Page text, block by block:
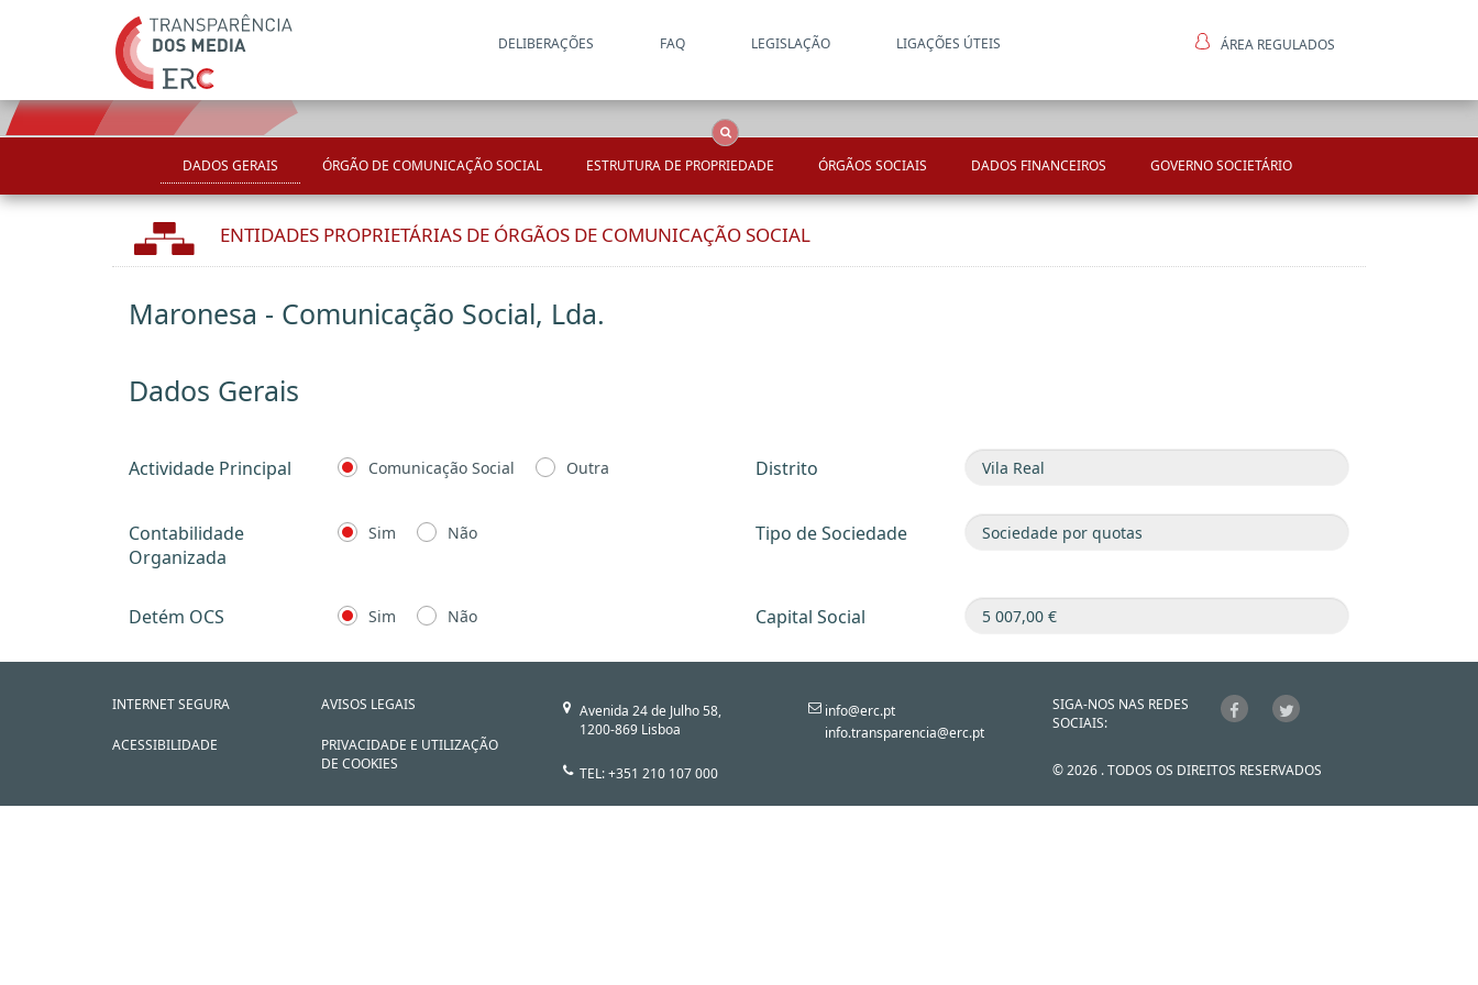
DELIBERAÇÕES FAQ LEGISLAÇÃO LIGAÇÕES ÚTEIS ÁREA REGULADOS
DADOS GERAIS ÓRGÃO DE COMUNICAÇÃO SOCIAL ESTRUTURA DE PROPRIEDADE ÓRGÃOS SOCIAIS DADOS FINANCEIROS GOVERNO SOCIETÁRIO
ENTIDADES PROPRIETÁRIAS DE ÓRGÃOS DE COMUNICAÇÃO SOCIAL
Maronesa - Comunicação Social, Lda.
Dados Gerais
Actividade Principal Comunicação Social Outra Distrito
Contabilidade
Organizada
Sim Não Tipo de Sociedade
Detém OCS Sim Não Capital Social
INTERNET SEGURA
ACESSIBILIDADE
AVISOS LEGAIS
PRIVACIDADE E UTILIZAÇÃO
DE COOKIES
Avenida 24 de Julho 58,
1200-869 Lisboa
TEL: +351 210 107 000
info@erc.pt
info.transparencia@erc.pt
SIGA-NOS NAS REDES
SOCIAIS:
© 2026 . TODOS OS DIREITOS RESERVADOS